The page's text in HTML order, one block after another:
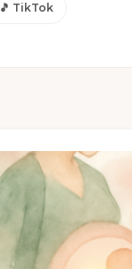
🎵 TikTok